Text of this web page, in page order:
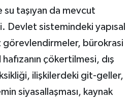
taşıyan da mevcut
Devlet sistemindeki yapısal
görevlendirmeler, bürokrasi
hafızanın çökertilmesi, dış
ilişkilerdeki git-geller,
siyasallaşması, kaynak